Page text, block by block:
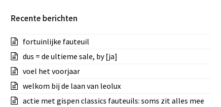
Recente berichten
fortuinlijke fauteuil
dus = de ultieme sale, by [ja]
voel het voorjaar
welkom bij de laan van leolux
actie met gispen classics fauteuils: soms zit alles mee